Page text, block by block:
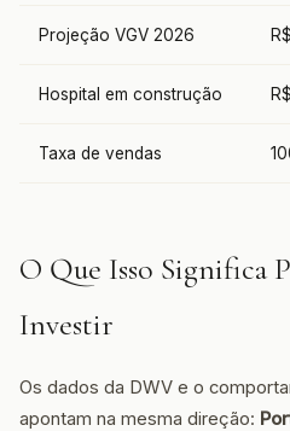
Projeção VGV 2026
Hospital em construção
Taxa de vendas
O Que Isso Significa
Investir
Os dados da DWV e o
apontam na mesma direção: